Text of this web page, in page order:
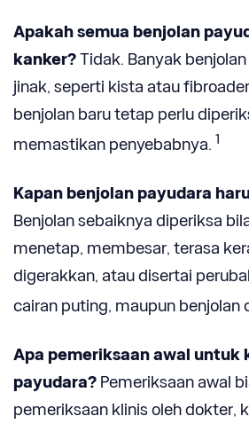
Apakah semua benjolan
kanker?Tidak. Banyak
jinak, seperti kista atau
benjolan baru tetap perlu
memastikan penyebabnya. 1
Kapan benjolan payudara
Benjolan sebaiknya diperiksa
menetap, membesar, terasa
digerakkan, atau disertai
cairan puting, maupun benjolan
Apa pemeriksaan awal untuk
payudara? Pemeriksaan awal
pemeriksaan klinis oleh dokter,